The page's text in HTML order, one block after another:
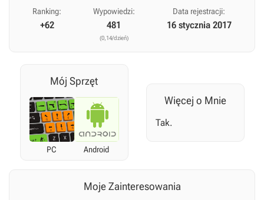
Ranking:
+62
Wypowiedzi:
481
(0,14/dzień)
Data rejestracji:
16 stycznia 2017
Mój Sprzęt
PC Android
Więcej o Mnie
Tak.
Moje Zainteresowania